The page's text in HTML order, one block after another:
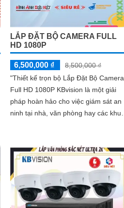
LẮP ĐẶT BỘ CAMERA FULL
HD 1080P
6,500,000 ₫
8,500,000 ₫
"Thiết kế trọn bộ Lắp Đặt Bộ Camera
Full HD 1080P KBvision là một giải
pháp hoàn hảo cho việc giám sát an
ninh tại nhà, văn phòng hay các khu